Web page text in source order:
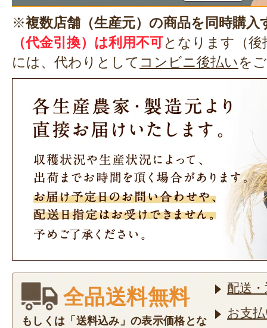
※複数店舗（生産元）の商品を同時購入
（代金引換）は利用不可となります（
には、代わりとして コンビニ後払いを
全品送料無料
もしくは「送料込み」の表示価格とな
配送
お支